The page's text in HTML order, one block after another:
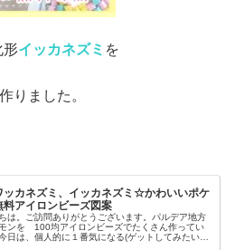
形イッカネズミ を
りました。
ッカネズミ、イッカネズミ☆かわいいポケ
料アイロンビーズ図案
は。ご訪問ありがとうございます。パルデア地方
ンを 100均アイロンビーズでたくさん作ってい
日は、個人的に１番気になる(ゲットしてみたい)